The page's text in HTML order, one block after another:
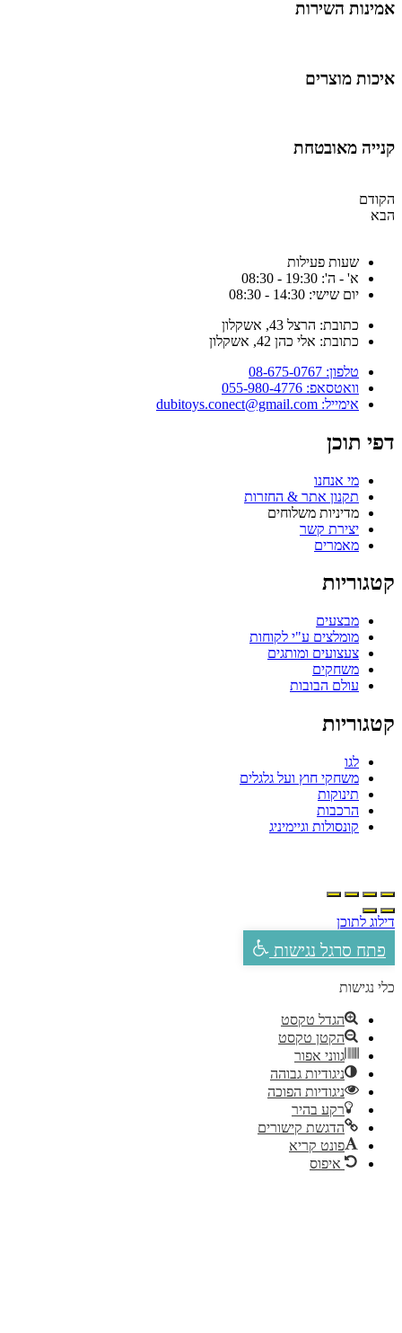
השירות
מוצרים
מאובטחת
שעות פעילות
א' - ה': 19:30 - 08:30
יום שישי: 14:30 - 08:30
כתובת: הרצל 43, אשקלון
כתובת: אלי כהן 42, אשקלון
טלפון: 08-675-0767
וואטסאפ: 055-980-4776
אימייל: dubitoys.conect@gmail.com
תוכן
מי אנחנו
תקנון אתר & החזרות
מדיניות משלוחים
יצירת קשר
מאמרים
מבצעים
מומלצים ע"י לקוחות
צעצועים ומותגים
משחקים
עולם הבובות
לגו
משחקי חוץ ועל גלגלים
תינוקות
הרכבות
קונסולות וגיימיניג
לתוכן
פתח סרגל נגישות
נגישות
הגדל טקסט
הקטן טקסט
גווני אפור
ניגודיות גבוהה
ניגודיות הפוכה
רקע בהיר
הדגשת קישורים
פונט קריא
איפוס